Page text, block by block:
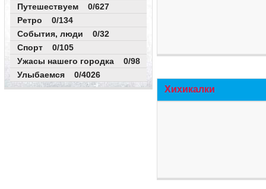
Путешествуем 0/627
Ретро 0/134
События, люди 0/32
Спорт 0/105
Ужасы нашего городка 0/98
Улыбаемся 0/4026
Хихикалки